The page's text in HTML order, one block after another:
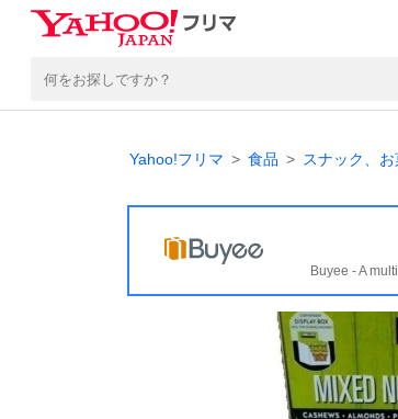
Yahoo!フリマ 食品 スナック、
Buyee - A